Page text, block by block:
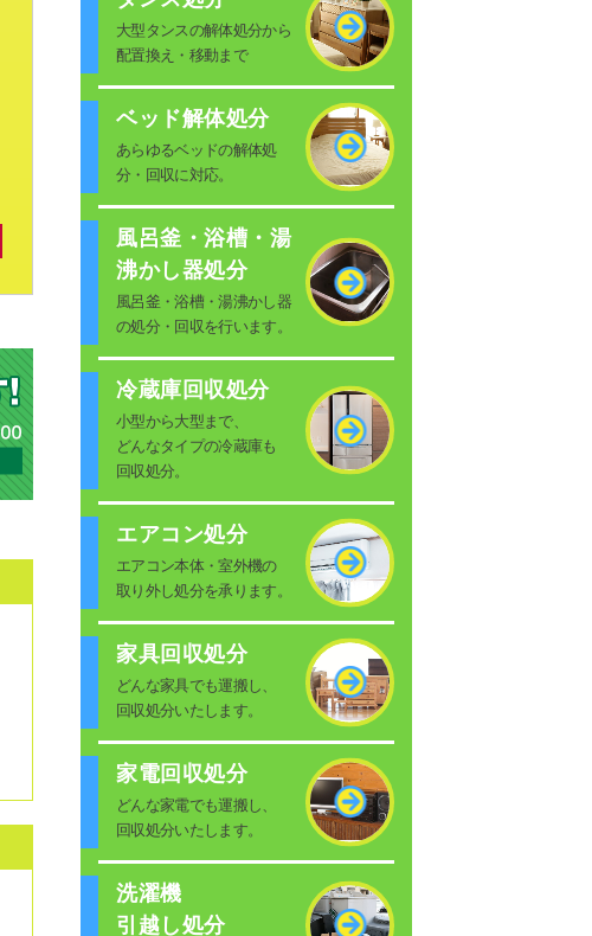
大型タンスの解体処分から
配置換え・移動まで
ベッド解体処分
あらゆるベッドの解体処
分・回収に対応。
風呂釜・浴槽・湯
沸かし器処分
風呂釜・浴槽・湯沸かし器
の処分・回収を行います。
冷蔵庫回収処分
小型から大型まで、
どんなタイプの冷蔵庫も
回収処分。
エアコン処分
エアコン本体・室外機の
取り外し処分を承ります。
家具回収処分
どんな家具でも運搬し、
回収処分いたします。
家電回収処分
どんな家電でも運搬し、
回収処分いたします。
洗濯機
引越し処分